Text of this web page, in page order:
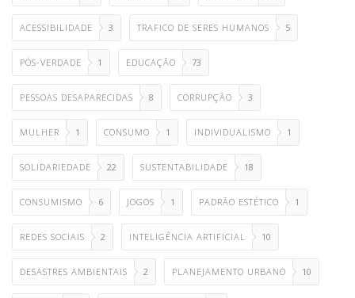
ACESSIBILIDADE 3 TRAFICO DE SERES HUMANOS 5
PÓS-VERDADE 1 EDUCAÇÃO 73
PESSOAS DESAPARECIDAS 8 CORRUPÇÃO 3
MULHER 1 CONSUMO 1 INDIVIDUALISMO 1
SOLIDARIEDADE 22 SUSTENTABILIDADE 18
CONSUMISMO 6 JOGOS 1 PADRÃO ESTÉTICO 1
REDES SOCIAIS 2 INTELIGÊNCIA ARTIFICIAL 10
DESASTRES AMBIENTAIS 2 PLANEJAMENTO URBANO 10